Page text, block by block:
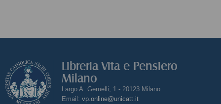
Libreria Vita e Pensiero
Milano
Largo A. Gemelli, 1 - 20123 Milano
Email: vp.online@unicatt.it